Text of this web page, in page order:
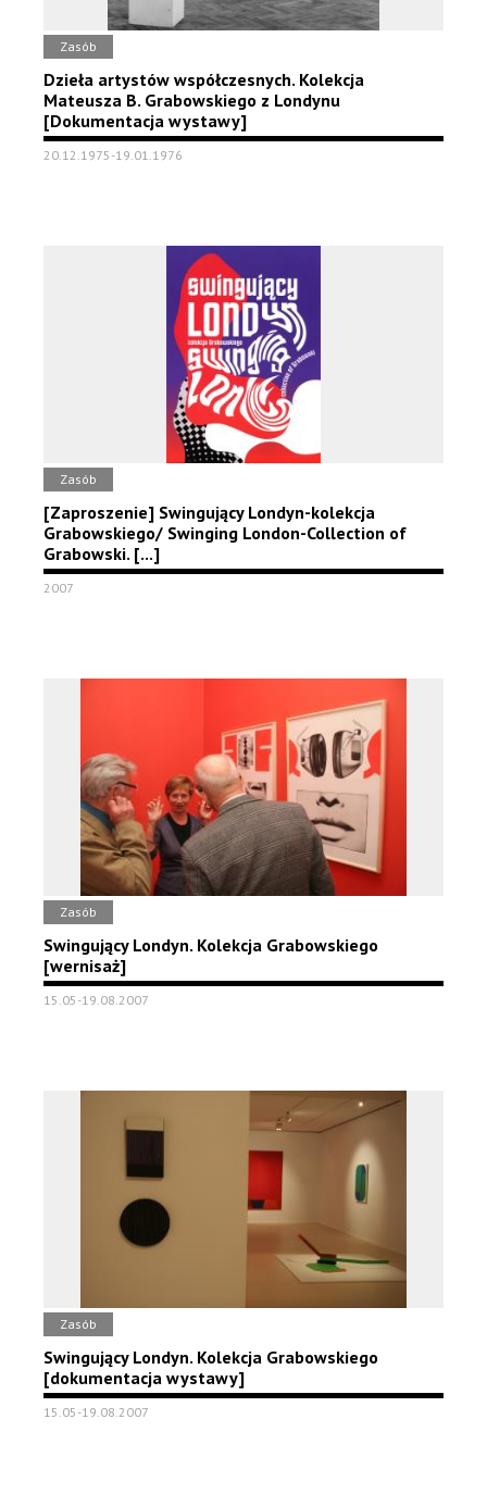
Zasób
Dzieła artystów współczesnych. Kolekcja
Mateusza B. Grabowskiego z Londynu
[Dokumentacja wystawy]
20.12.1975-19.01.1976
Zasób
[Zaproszenie] Swingujący Londyn-kolekcja
Grabowskiego/ Swinging London-Collection of
Grabowski. [...]
2007
Zasób
Swingujący Londyn. Kolekcja Grabowskiego
[wernisaż]
15.05-19.08.2007
Zasób
Swingujący Londyn. Kolekcja Grabowskiego
[dokumentacja wystawy]
15.05-19.08.2007